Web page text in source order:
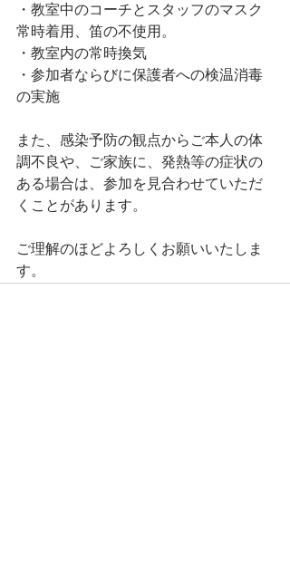
・教室中のコーチとスタッフのマスク
常時着用、笛の不使用。
・教室内の常時換気
・参加者ならびに保護者への検温消毒
の実施
また、感染予防の観点からご本人の体
調不良や、ご家族に、発熱等の症状の
ある場合は、参加を見合わせていただ
くことがあります。
ご理解のほどよろしくお願いいたしま
す。